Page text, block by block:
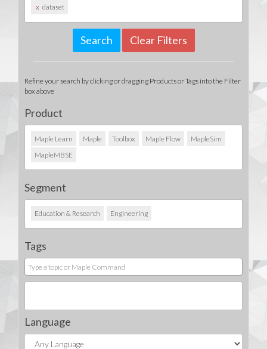
x dataset
Clear Filters
Refine your search by clicking or dragging Products or Tags into the Filter
box above
Product
Maple Learn Maple Toolbox Maple Flow
MapleSim
MapleMBSE
Segment
Education & Research Engineering
Tags
Language